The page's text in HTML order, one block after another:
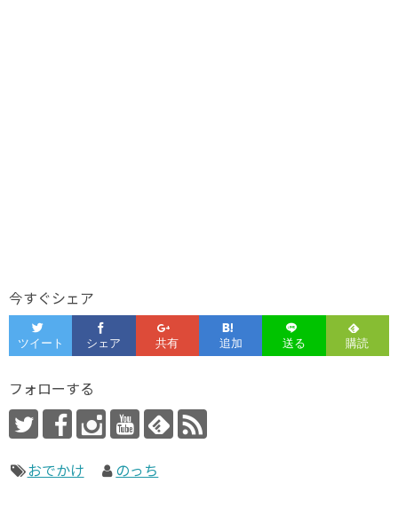
今すぐシェア
フォローする
おでかけ のっち